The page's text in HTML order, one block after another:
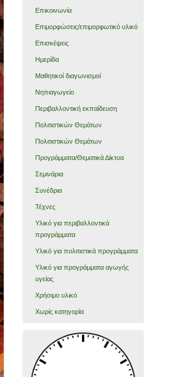
Επικοινωνία
Επιμορφώσεις/επιμορφωτικό υλικό
Επισκέψεις
Ημερίδα
Μαθητικοί διαγωνισμοί
Νηπιαγωγείο
Περιβαλλοντική εκπαίδευση
Πολιτιστικών Θεμάτων
Πολιτιστικών Θεμάτων
Προγράμματα/Θεματικά Δίκτυα
Σεμινάρια
Συνέδρια
Τέχνες
Υλικό για περιβαλλοντικά
προγράμματα
Υλικό για πολιτιστικά προγράμματα
Υλικό για προγράμματα αγωγής
υγείας
Χρήσιμο υλικό
Χωρίς κατηγορία